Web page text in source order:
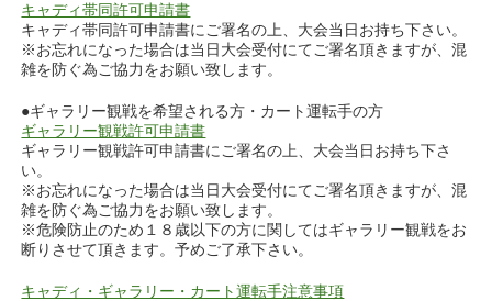
キャディ帯同許可申請書
キャディ帯同許可申請書にご署名の上、大会当日お持ち下さい。
※お忘れになった場合は当日大会受付にてご署名頂きますが、混
雑を防ぐ為ご協力をお願い致します。
●ギャラリー観戦を希望される方・カート運転手の方
ギャラリー観戦許可申請書
ギャラリー観戦許可申請書にご署名の上、大会当日お持ち下さ
い。
※お忘れになった場合は当日大会受付にてご署名頂きますが、混
雑を防ぐ為ご協力をお願い致します。
※危険防止のため１８歳以下の方に関してはギャラリー観戦をお
断りさせて頂きます。予めご了承下さい。
キャディ・ギャラリー・カート運転手注意事項